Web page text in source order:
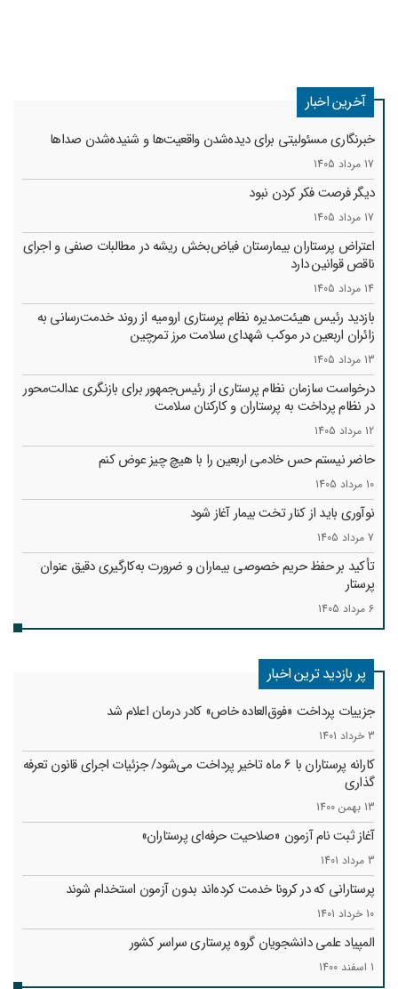
آخرین اخبار
خبرنگاری مسئولیتی برای دیده‌شدن واقعیت‌ها و شنیده‌شدن صداها
17 مرداد 1405
دیگر فرصت فکر کردن نبود
17 مرداد 1405
اعتراض پرستاران بیمارستان فیاض‌بخش ریشه در مطالبات صنفی و اجرای
ناقص قوانین دارد
14 مرداد 1405
بازدید رئیس هیئت‌مدیره نظام پرستاری ارومیه از روند خدمت‌رسانی به
زائران اربعین در موکب شهدای سلامت مرز تمرچین
13 مرداد 1405
درخواست سازمان نظام پرستاری از رئیس‌جمهور برای بازنگری عدالت‌محور
در نظام پرداخت به پرستاران و کارکنان سلامت
12 مرداد 1405
حاضر نیستم حس خادمی اربعین را با هیچ چیز عوض کنم
10 مرداد 1405
نوآوری باید از کنار تخت بیمار آغاز شود
7 مرداد 1405
تأکید بر حفظ حریم خصوصی بیماران و ضرورت به‌کارگیری دقیق عنوان
پرستار
6 مرداد 1405
پر بازدید ترین اخبار
جزییات پرداخت «فوق‌العاده خاص» کادر درمان اعلام شد
3 خرداد 1401
کارانه‌ پرستاران با 6 ماه تاخیر پرداخت می‌شود/ جزئیات اجرای قانون تعرفه
گذاری
13 بهمن 1400
آغاز ثبت نام آزمون «صلاحیت حرفه‌ای پرستاران»
3 مرداد 1401
پرستارانی که در کرونا خدمت کرد‌ه‌اند بدون آزمون استخدام شوند
10 خرداد 1401
المپیاد علمی دانشجویان گروه پرستاری سراسر کشور
1 اسفند 1400